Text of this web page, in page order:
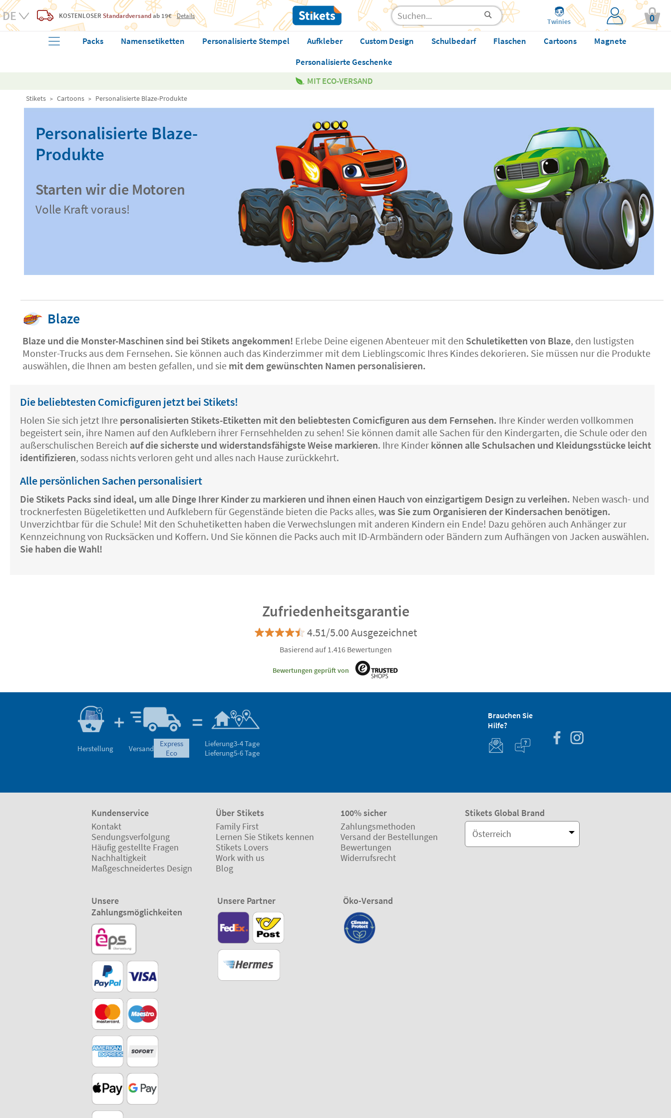
KOSTENLOSER Standardversandab 19€ Details
Twinies 0
Packs Namensetiketten Personalisierte Stempel Aufkleber Custom Design Schulbedarf Flaschen Cartoons
Magnete
Personalisierte Geschenke
MIT ECO-VERSAND
Stikets Cartoons Personalisierte Blaze-Produkte
Personalisierte Blaze-
Produkte
Starten wir die Motoren
Volle Kraft voraus!
Blaze
Blaze und die Monster-Maschinen sind bei Stikets angekommen! Erlebe Deine eigenen Abenteuer mit den Schuletiketten von Blaze, den lustigsten
Monster-Trucks aus dem Fernsehen. Sie können auch das Kinderzimmer mit dem Lieblingscomic Ihres Kindes dekorieren. Sie müssen nur die Produkte
auswählen, die Ihnen am besten gefallen, und sie mit dem gewünschten Namen personalisieren.
Die beliebtesten Comicfiguren jetzt bei Stikets!
Holen Sie sich jetzt Ihre personalisierten Stikets-Etiketten mit den beliebtesten Comicfiguren aus dem Fernsehen. Ihre Kinder werden vollkommen
begeistert sein, ihre Namen auf den Aufklebern ihrer Fernsehhelden zu sehen! Sie können damit alle Sachen für den Kindergarten, die Schule oder den
außerschulischen Bereich auf die sicherste und widerstandsfähigste Weise markieren. Ihre Kinder können alle Schulsachen und Kleidungsstücke leicht
identifizieren, sodass nichts verloren geht und alles nach Hause zurückkehrt.
Alle persönlichen Sachen personalisiert
Die Stikets Packs sind ideal, um alle Dinge Ihrer Kinder zu markieren und ihnen einen Hauch von einzigartigem Design zu verleihen. Neben wasch- und
trocknerfesten Bügeletiketten und Aufklebern für Gegenstände bieten die Packs alles, was Sie zum Organisieren der Kindersachen benötigen.
Unverzichtbar für die Schule! Mit den Schuhetiketten haben die Verwechslungen mit anderen Kindern ein Ende! Dazu gehören auch Anhänger zur
Kennzeichnung von Rucksäcken und Koffern. Und Sie können die Packs auch mit ID-Armbändern oder Bändern zum Aufhängen von Jacken auswählen.
Sie haben die Wahl!
Zufriedenheitsgarantie
4.51/5.00 Ausgezeichnet
Basierend auf 1.416 Bewertungen
Bewertungen geprüft von
Herstellung Versand
express
eco
Lieferung3-4 Tage
Lieferung5-6 Tage
Brauchen Sie
Hilfe?
Kundenservice
Kontakt
Sendungsverfolgung
Häufig gestellte Fragen
Nachhaltigkeit
Maßgeschneidertes Design
Über Stikets
Family First
Lernen Sie Stikets kennen
Stikets Lovers
Work with us
Blog
100% sicher
Zahlungsmethoden
Versand der Bestellungen
Bewertungen
Widerrufsrecht
Stikets Global Brand
Österreich
Unsere
Zahlungsmöglichkeiten
Unsere Partner Öko-Versand